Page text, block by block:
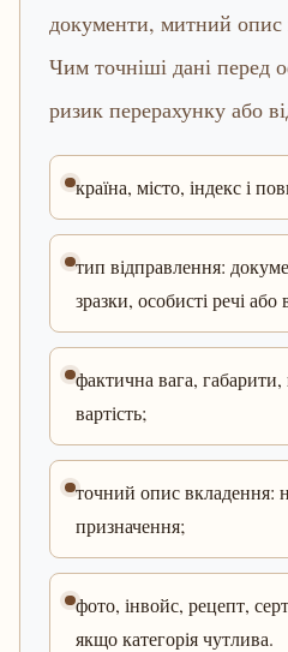
документи, митний опис
Чим точніші дані
ризик перерахунку або
країна, місто, індекс і
тип відправлення:
зразки, особисті речі або
фактична вага, габарити,
вартість;
точний опис вкладення:
призначення;
фото, інвойс, рецепт,
якщо категорія чутлива.